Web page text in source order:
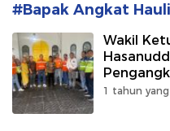
#Bapak Angkat
Wakil
1 tahun